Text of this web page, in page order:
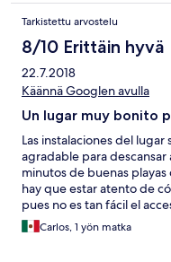
staff was so welcoming
My only negative is that
my taste. Would definitely
Tarkistettu arvostelu
8/10 Erittäin hyvä
22.7.2018
Käännä Googlen avulla
Un lugar muy bonito
Las instalaciones del
agradable para
minutos de buenas
hay que estar atento de
pues no es tan fácil el
personal muy amable y
Carlos, 1 yön matka